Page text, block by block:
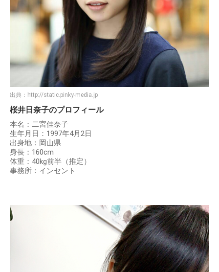
出典： http://static.pinky-media.jp
桜井日奈子のプロフィール
本名：二宮佳奈子
生年月日：1997年4月2日
出身地：岡山県
身長：160cm
体重：40kg前半（推定）
事務所：インセント